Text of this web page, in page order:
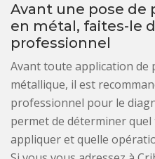
Avant une pose
en métal, faites-le
professionnel
Avant toute application
métallique, il est
professionnel pour le
permet de déterminer
appliquer et quelle